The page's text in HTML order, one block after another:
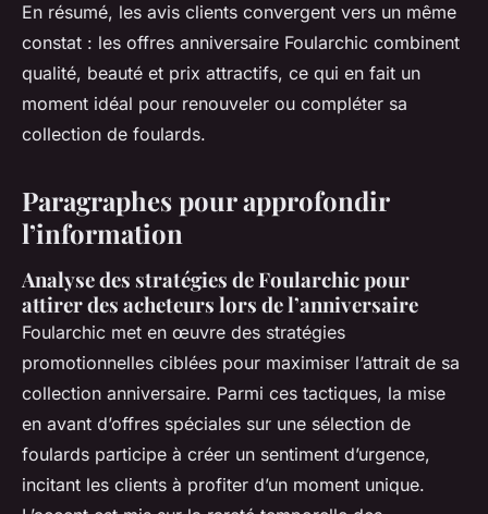
En résumé, les avis clients convergent vers un même
constat : les offres anniversaire Foularchic combinent
qualité, beauté et prix attractifs, ce qui en fait un
moment idéal pour renouveler ou compléter sa
collection de foulards.
Paragraphes pour approfondir
l’information
Analyse des stratégies de Foularchic pour
attirer des acheteurs lors de l’anniversaire
Foularchic met en œuvre des stratégies
promotionnelles ciblées pour maximiser l’attrait de sa
collection anniversaire. Parmi ces tactiques, la mise
en avant d’offres spéciales sur une sélection de
foulards participe à créer un sentiment d’urgence,
incitant les clients à profiter d’un moment unique.